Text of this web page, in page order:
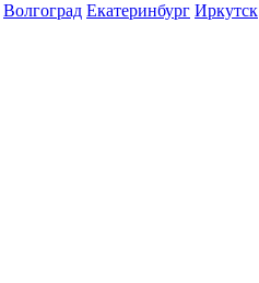
Волгоград Екатеринбург Иркутск